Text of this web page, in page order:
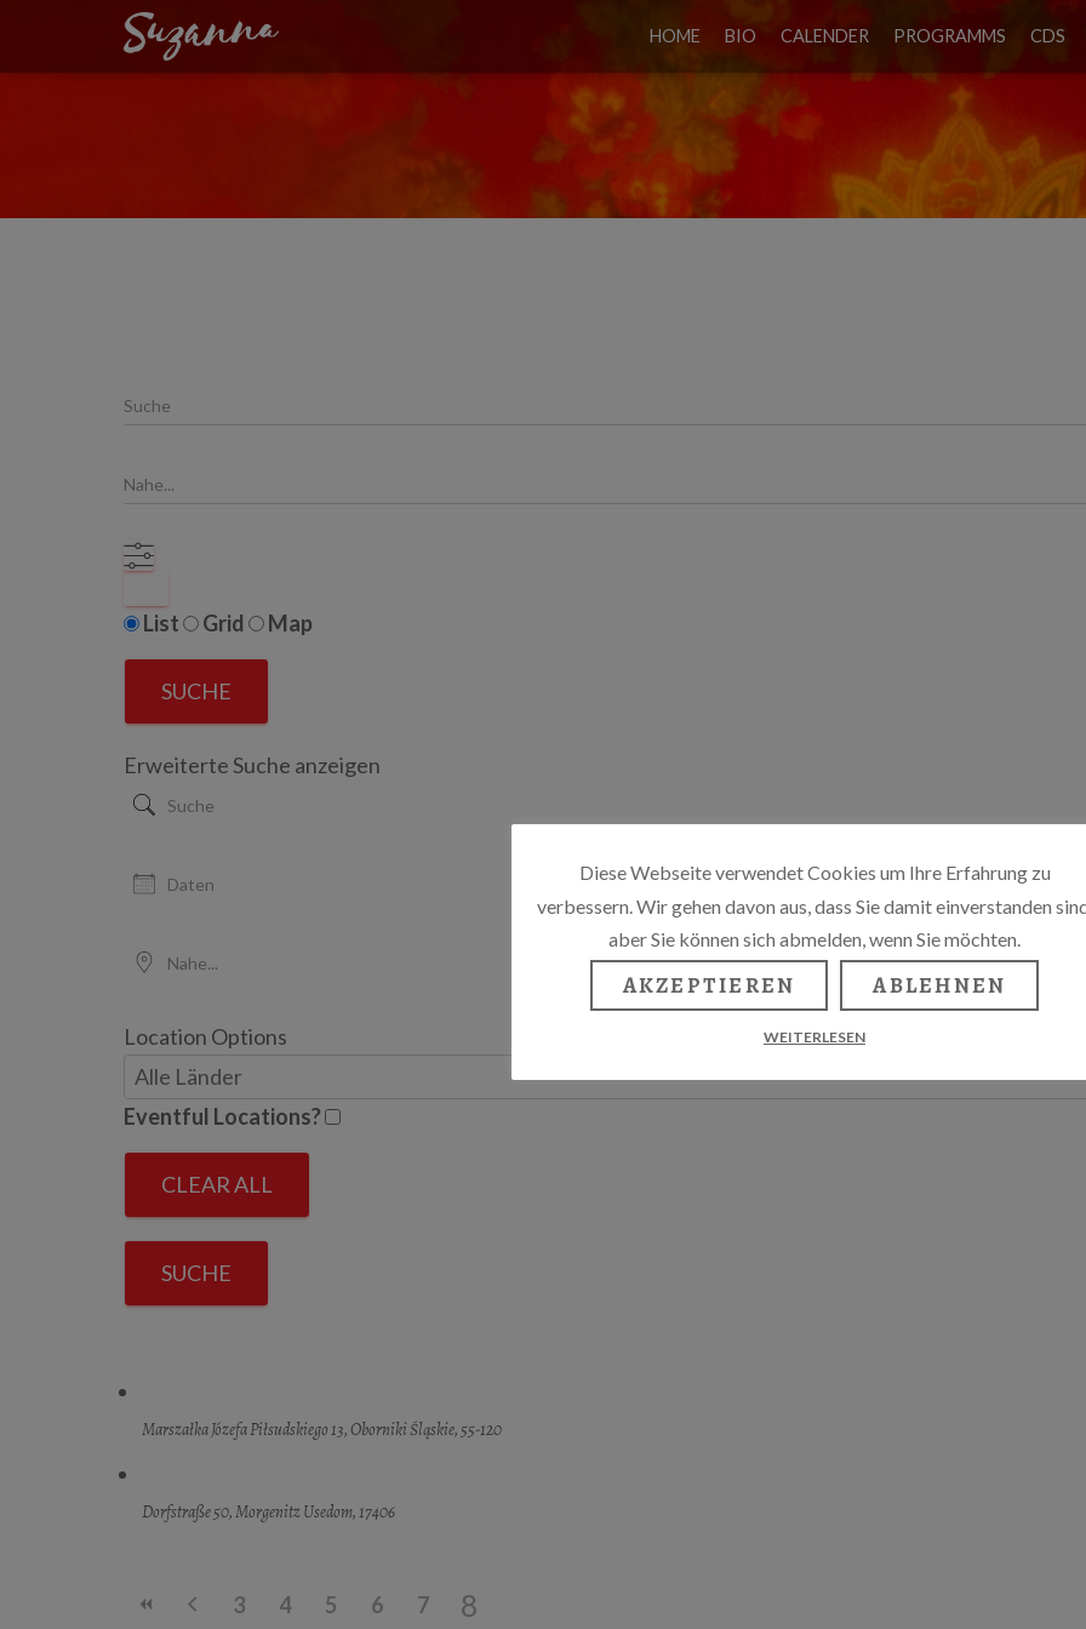
HOME BIO CALENDER PROGRAMMS CDS
Suche
Nahe...
Search
Results
View
List Grid Map
SUCHE
Erweiterte Suche anzeigen
Suche
Daten
Nahe...
Location Options
Land
Eventful Locations?
CLEAR ALL
SUCHE
Marszałka Józefa Piłsudskiego 13, Oborniki Śląskie, 55-120
Dorfstraße 50, Morgenitz Usedom, 17406
3 4 5 6 7 8
Diese Webseite verwendet Cookies um Ihre Erfahrung zu
verbessern. Wir gehen davon aus, dass Sie damit einverstanden
aber Sie können sich abmelden, wenn Sie möchten.
AKZEPTIEREN ABLEHNEN
WEITERLESEN